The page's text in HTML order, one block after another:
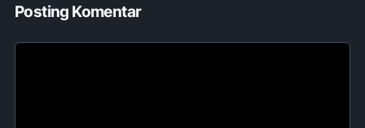
Posting Komentar